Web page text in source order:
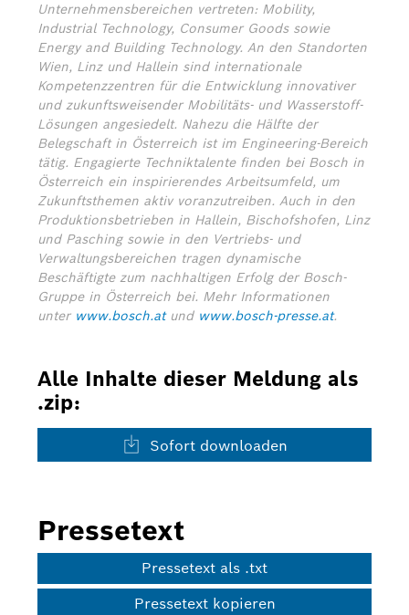
Unternehmensbereichen vertreten: Mobility,
Industrial Technology, Consumer Goods sowie
Energy and Building Technology. An den Standorten
Wien, Linz und Hallein sind internationale
Kompetenzzentren für die Entwicklung innovativer
und zukunftsweisender Mobilitäts- und Wasserstoff-
Lösungen angesiedelt. Nahezu die Hälfte der
Belegschaft in Österreich ist im Engineering-Bereich
tätig. Engagierte Techniktalente finden bei Bosch in
Österreich ein inspirierendes Arbeitsumfeld, um
Zukunftsthemen aktiv voranzutreiben. Auch in den
Produktionsbetrieben in Hallein, Bischofshofen, Linz
und Pasching sowie in den Vertriebs- und
Verwaltungsbereichen tragen dynamische
Beschäftigte zum nachhaltigen Erfolg der Bosch-
Gruppe in Österreich bei. Mehr Informationen
unter www.bosch.atund www.bosch-presse.at.
Alle Inhalte dieser Meldung als
.zip:
Sofort downloaden
Pressetext
Pressetext als .txt
Pressetext kopieren